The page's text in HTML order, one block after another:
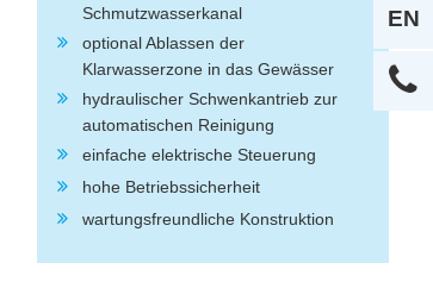
EN
Schmutzwasserkanal
optional Ablassen der
Klarwasserzone in das Gewässer
hydraulischer Schwenkantrieb zur
automatischen Reinigung
einfache elektrische Steuerung
hohe Betriebssicherheit
wartungsfreundliche Konstruktion